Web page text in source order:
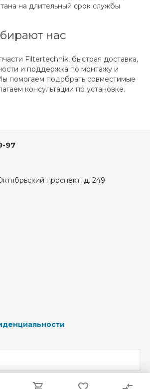
на длительный срок службы
нас
Filtertechnik, быстрая доставка,
и поддержка по монтажу и
помогаем подобрать совместимые
консультации по установке.
97
проспект, д. 249